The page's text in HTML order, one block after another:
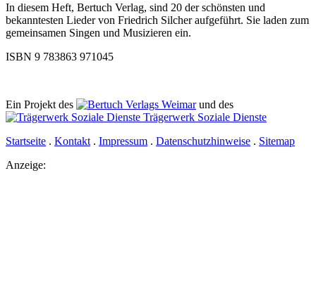
In diesem Heft, Bertuch Verlag, sind 20 der schönsten und
bekanntesten Lieder von Friedrich Silcher aufgeführt. Sie laden zum
gemeinsamen Singen und Musizieren ein.
ISBN 9 783863 971045
Ein Projekt des Verlags Weimarund des
Trägerwerk Soziale Dienste
Startseite . Kontakt . Impressum . Datenschutzhinweise . Sitemap
Anzeige: